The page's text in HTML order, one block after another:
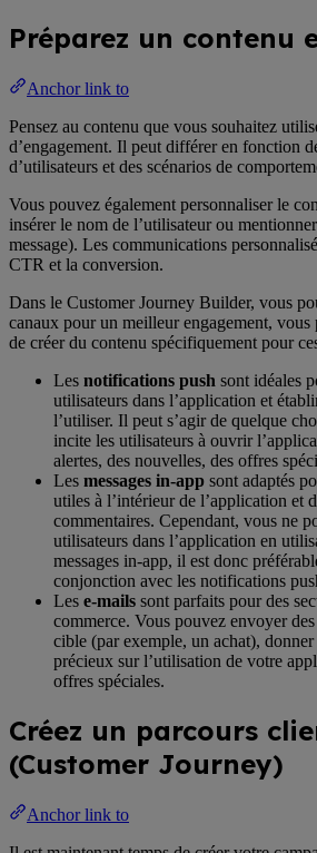
Préparez un contenu
Anchor link to
Pensez au contenu que vous souhaitez
d’engagement. Il peut différer en fonction
d’utilisateurs et des scénarios de
Vous pouvez également personnaliser le
insérer le nom de l’utilisateur ou
message). Les communications
CTR et la conversion.
Dans le Customer Journey Builder, vous
canaux pour un meilleur engagement, vous
de créer du contenu spécifiquement pour
Les notifications push sont idéales
utilisateurs dans l’application et
l’utiliser. Il peut s’agir de quelque
incite les utilisateurs à ouvrir
alertes, des nouvelles, des offres
Les messages in-app sont adaptés
utiles à l’intérieur de l’application et
commentaires. Cependant, vous ne
utilisateurs dans l’application en
messages in-app, il est donc
conjonction avec les notifications
Les e-mails sont parfaits pour des
commerce. Vous pouvez envoyer
cible (par exemple, un achat), donner
précieux sur l’utilisation de votre
offres spéciales.
Créez un parcours
(Customer Journey)
Anchor link to